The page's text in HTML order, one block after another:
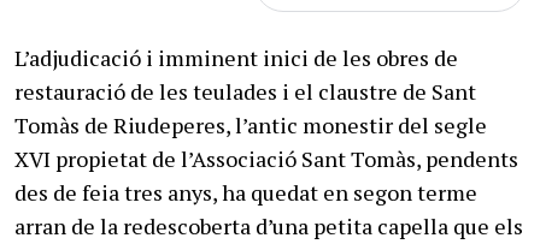
L’adjudicació i imminent inici de les obres de
restauració de les teulades i el claustre de Sant
Tomàs de Riudeperes, l’antic monestir del segle
XVI propietat de l’Associació Sant Tomàs, pendents
des de feia tres anys, ha quedat en segon terme
arran de la redescoberta d’una petita capella que els